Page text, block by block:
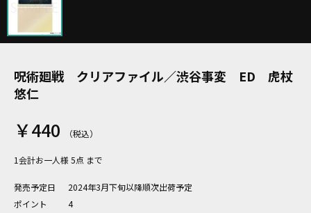
呪術廻戦 クリアファイル／渋谷事変 ED 虎杖
悠仁
￥440
1会計お一人様 5点 まで
発売予定日
2024年3月下旬以降順次出荷予定
ポイント
4